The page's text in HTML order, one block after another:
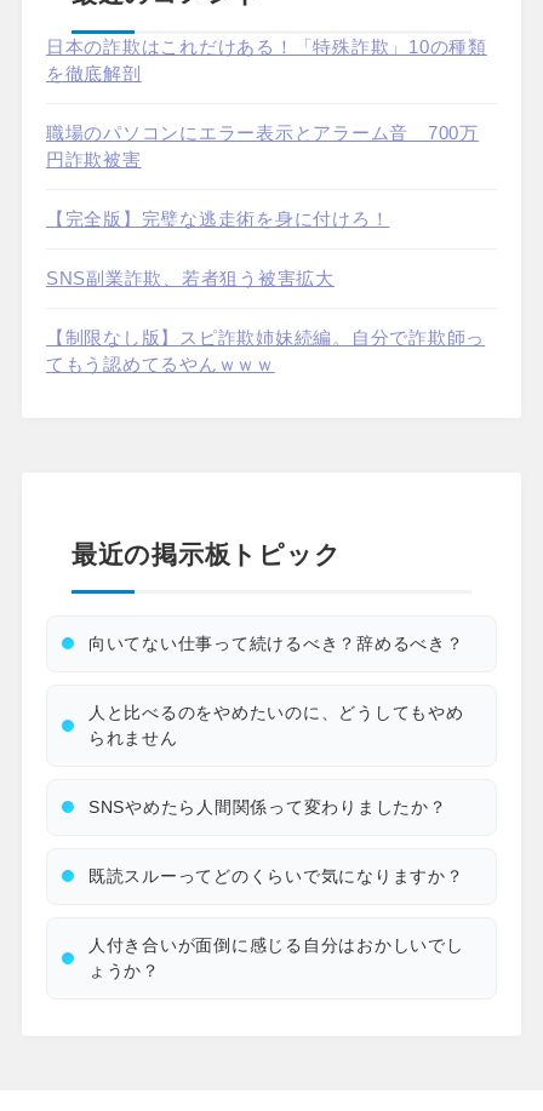
日本の詐欺はこれだけある！「特殊詐欺」10の種類
を徹底解剖
職場のパソコンにエラー表示とアラーム音 700万
円詐欺被害
【完全版】完璧な逃走術を身に付けろ！
SNS副業詐欺、若者狙う被害拡大
【制限なし版】スピ詐欺姉妹続編。自分で詐欺師っ
てもう認めてるやんｗｗｗ
最近の掲示板トピック
向いてない仕事って続けるべき？辞めるべき？
人と比べるのをやめたいのに、どうしてもやめ
られません
SNSやめたら人間関係って変わりましたか？
既読スルーってどのくらいで気になりますか？
人付き合いが面倒に感じる自分はおかしいでし
ょうか？